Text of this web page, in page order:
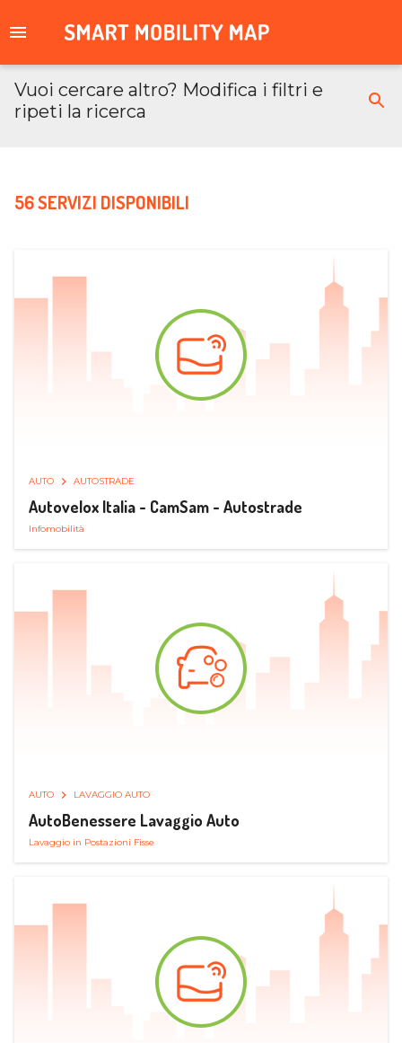
Vuoi cercare altro? Modifica i filtri e
ripeti la ricerca
56 SERVIZI DISPONIBILI
AUTO AUTOSTRADE
Autovelox Italia - CamSam - Autostrade
Infomobilità
AUTO LAVAGGIO AUTO
AutoBenessere Lavaggio Auto
Lavaggio in Postazioni Fisse